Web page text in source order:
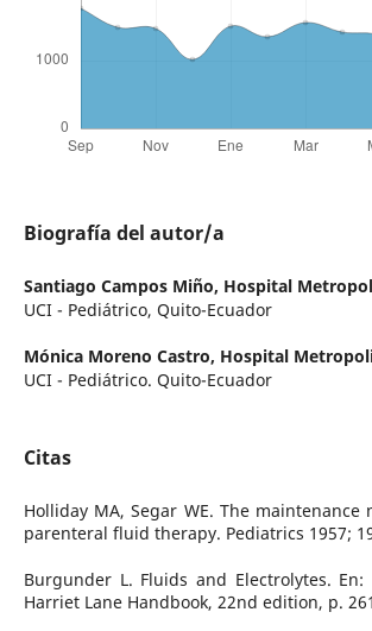
Biografía del autor/a
Santiago Campos Miño, Hospital
UCI - Pediátrico, Quito-Ecuador
Mónica Moreno Castro, Hospital
UCI - Pediátrico. Quito-Ecuador
Citas
Holliday MA, Segar WE. The
parenteral fluid therapy. Pediatrics 1957;
Burgunder L. Fluids and Electrolytes.
Harriet Lane Handbook, 22nd edition, p. 261